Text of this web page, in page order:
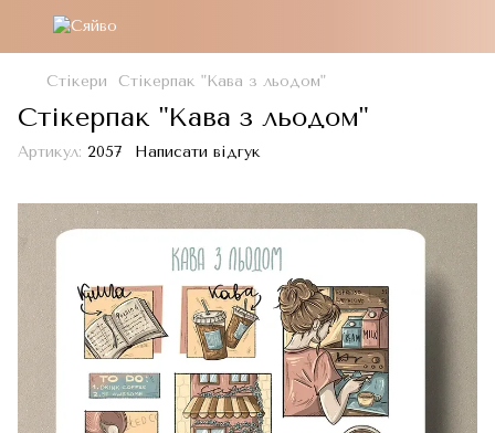
Стікери Стікерпак "Кава з льодом"
Стікерпак "Кава з льодом"
Артикул: 2057 Написати відгук